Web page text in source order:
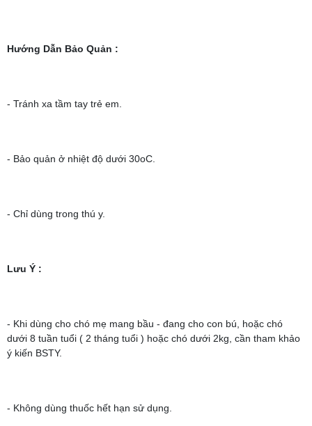
Hướng Dẫn Bảo Quản :
- Tránh xa tầm tay trẻ em.
- Bảo quản ở nhiệt độ dưới 30oC.
- Chỉ dùng trong thú y.
Lưu Ý :
- Khi dùng cho chó mẹ mang bầu - đang cho con bú, hoặc chó
dưới 8 tuần tuổi ( 2 tháng tuổi ) hoặc chó dưới 2kg, cần tham khảo
ý kiến BSTY.
- Không dùng thuốc hết hạn sử dụng.